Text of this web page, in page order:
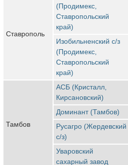
Ставрополь
(Продимекс,
Ставропольский
край)
Изобильненский с/з
(Продимекс,
Ставропольский
край)
Тамбов
АСБ (Кристалл,
Кирсановский)
Доминант (Тамбов)
Русагро (Жердевский
с/з)
Уваровский
сахарный завод